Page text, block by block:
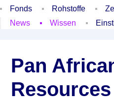
Fonds
Rohstoffe
News
Wissen
Pan